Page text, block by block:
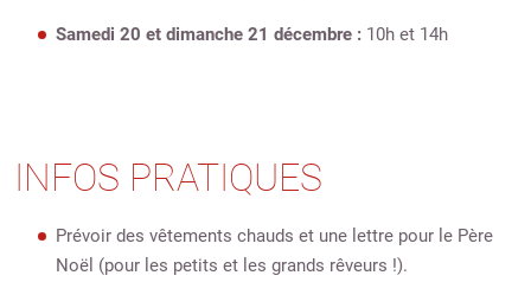
Samedi 20 et dimanche 21 décembre : 10h et 14h
INFOS PRATIQUES
Prévoir des vêtements chauds et une lettre pour le Père
Noël (pour les petits et les grands rêveurs !).